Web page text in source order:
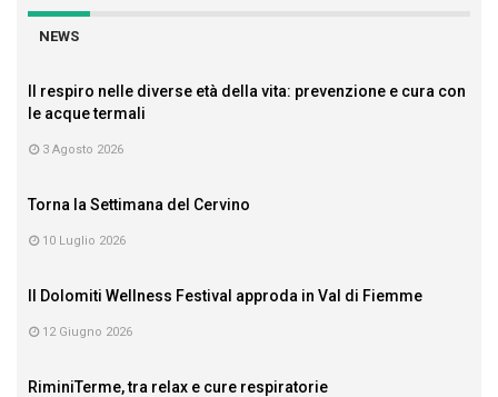
NEWS
Il respiro nelle diverse età della vita: prevenzione e cura con
le acque termali
3 Agosto 2026
Torna la Settimana del Cervino
10 Luglio 2026
Il Dolomiti Wellness Festival approda in Val di Fiemme
12 Giugno 2026
RiminiTerme, tra relax e cure respiratorie